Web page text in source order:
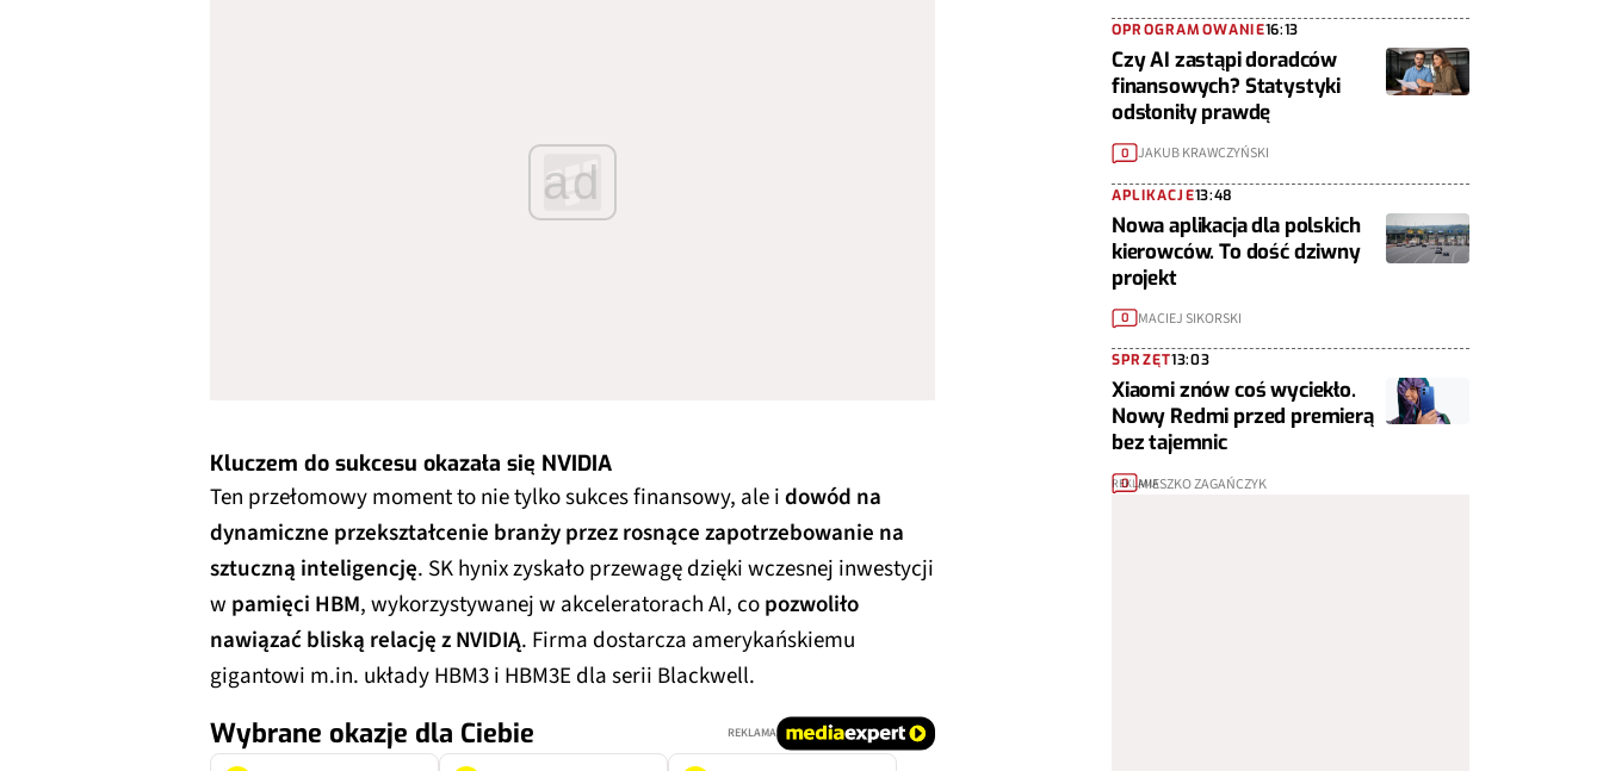
ad
Kluczem do sukcesu okazała się NVIDIA
Ten przełomowy moment to nie tylko sukces finansowy, ale idowód na
dynamiczne przekształcenie branży przez rosnące zapotrzebowanie na
sztuczną inteligencję. SK hynix zyskało przewagę dzięki wczesnej inwestycji
w pamięci HBM, wykorzystywanej w akceleratorach AI, copozwoliło
nawiązać bliską relację z NVIDIĄ. Firma dostarcza amerykańskiemu
gigantowi m.in. układy HBM3 i HBM3E dla serii Blackwell.
Wybrane okazje dla Ciebie REKLAMA
OPROGRAMOWANIE16:13
Czy AI zastąpi doradców
finansowych? Statystyki
odsłoniły prawdę
0 JAKUB KRAWCZYŃSKI
APLIKACJE13:48
Nowa aplikacja dla polskich
kierowców. To dość dziwny
projekt
0 MACIEJ SIKORSKI
SPRZĘT13:03
Xiaomi znów coś wyciekło.
Nowy Redmi przed premierą
bez tajemnic
0 MIESZKO ZAGAŃCZYK